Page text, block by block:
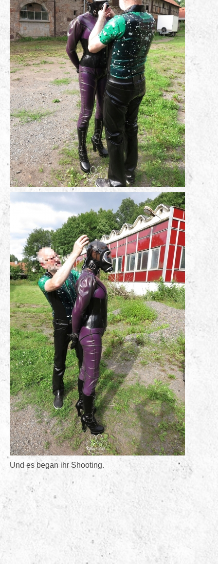
Und es began ihr Shooting.